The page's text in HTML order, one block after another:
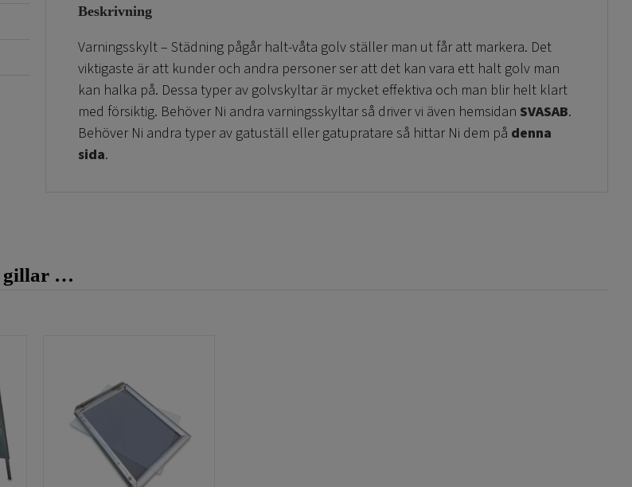
Beskrivning
Varningsskylt – Städning pågår halt-våta golv ställer man ut får att markera. Det
viktigaste är att kunder och andra personer ser att det kan vara ett halt golv man
kan halka på. Dessa typer av golvskyltar är mycket effektiva och man blir helt klart
med försiktig. Behöver Ni andra varningsskyltar så driver vi även hemsidan SVASAB.
Behöver Ni andra typer av gatuställ eller gatupratare så hittar Ni dem på denna
sida.
gillar …